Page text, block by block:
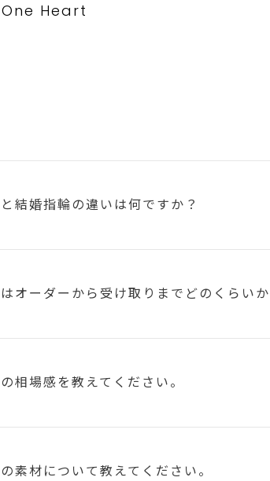
One Heart
結婚指輪の違いは何ですか？
オーダーから受け取りまで どのくらい
相場感を教えてください。
素材について教えてください。